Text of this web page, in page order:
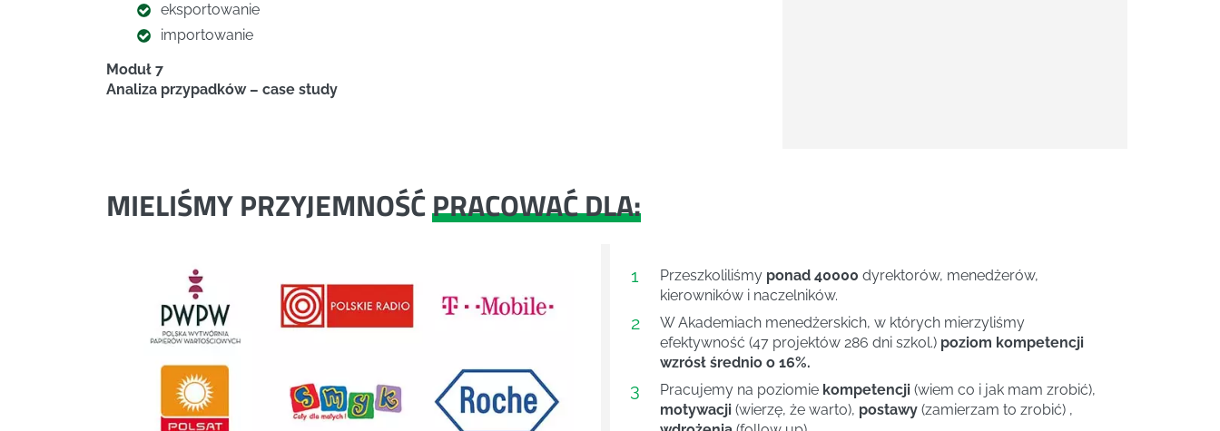
eksportowanie
importowanie
Moduł 7
Analiza przypadków – case study
MIELIŚMY PRZYJEMNOŚĆPRACOWAĆ DLA:
1 Przeszkoliliśmy ponad 40000 dyrektorów, menedżerów,
kierowników i naczelników.
2
W Akademiach menedżerskich, w których mierzyliśmy
efektywność (47 projektów 286 dni szkol.) poziom kompetencji
wzrósł średnio o 16%.
3 Pracujemy na poziomie kompetencji (wiem co i jak mam zrobić),
motywacji (wierzę, że warto), postawy (zamierzam to zrobić) ,